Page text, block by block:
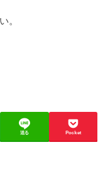
。
送る Pocket